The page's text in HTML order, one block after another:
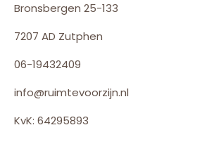
Bronsbergen 25-133
7207 AD Zutphen
06-19432409
info@ruimtevoorzijn.nl
KvK: 64295893